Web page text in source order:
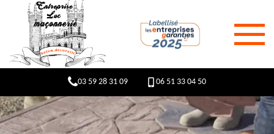
03 59 28 31 09 06 51 33 04 50